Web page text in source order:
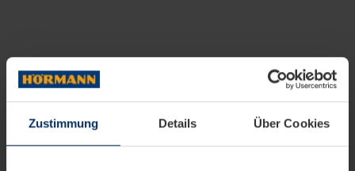
Zustimmung Details Über Cookies